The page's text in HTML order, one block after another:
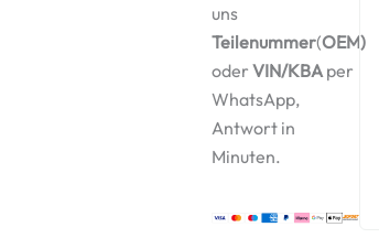
uns
Teilenummer(OEM)
oderVIN/KBA per
WhatsApp,
Antwort in
Minuten.